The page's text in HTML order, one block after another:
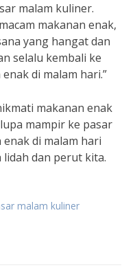
malam kuliner.
makanan enak,
yang hangat dan
selalu kembali ke
di malam hari.”
makanan enak
mampir ke pasar
di malam hari
dan perut kita.
malam kuliner